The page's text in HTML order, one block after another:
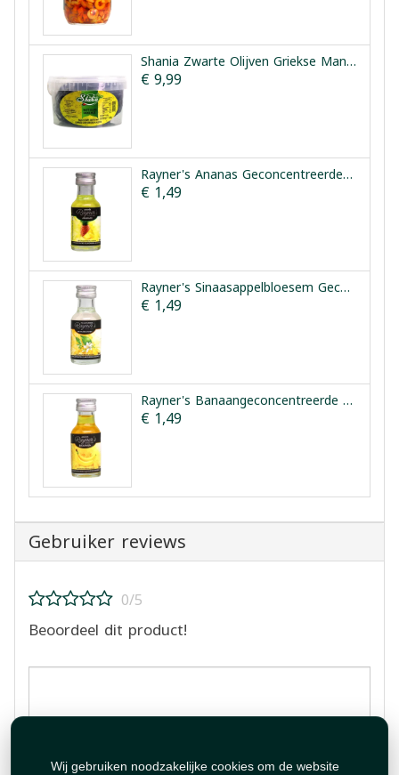
Wij gebruiken noodzakelijke cookies om de website
Shania Zwarte Olijven Griekse Manier 1.5kg
€ 9,99
Rayner's Ananas Geconcentreerde Smaakessentie 25ml
€ 1,49
Rayner's Sinaasappelbloesem Geconcentreerde Smaakessentie 28ml
€ 1,49
Rayner's Banaangeconcentreerde Smaakessentie 25ml
€ 1,49
Gebruiker reviews
0/5
Beoordeel dit product!
Beoordeling plaatsen